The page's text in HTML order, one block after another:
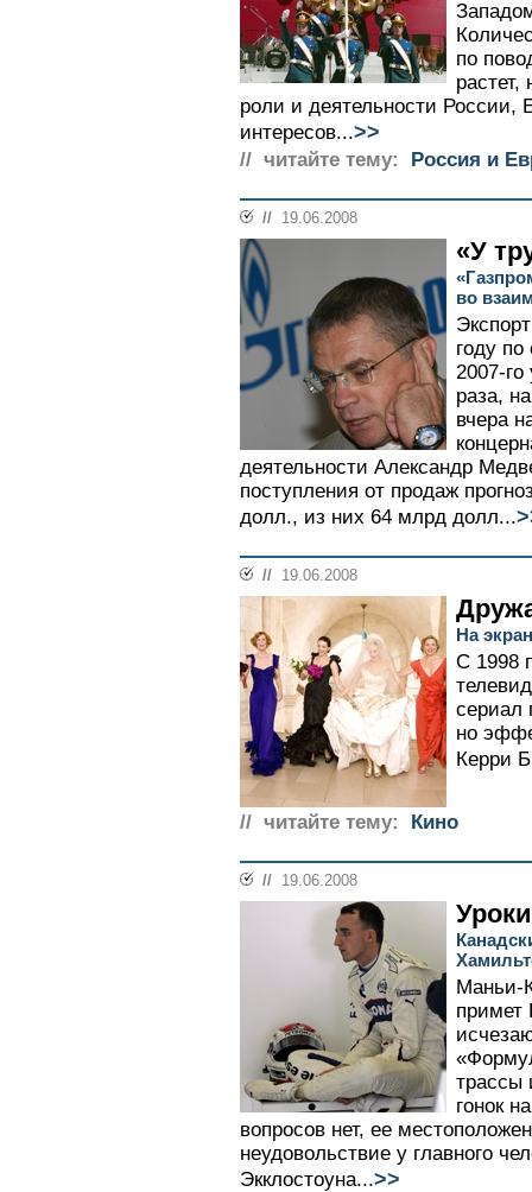
по
роли и деятельности
интересов...>>
// читайте тему: Россия и
// 19.06.2008
«У
во
году
2007-
раза,
вчера
деятельности Александр
поступления от продаж
долл., из них 64 млрд долл...
// 19.06.2008
На
С 1998
сериал
но
Керри
// читайте тему: Кино
// 19.06.2008
Маньи-
примет
трассы
гонок
вопросов нет, ее
неудовольствие у главного
Экклостоуна...>>